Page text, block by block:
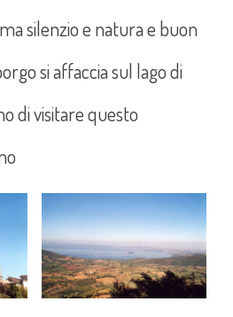
silenzio e natura e buon
si affaccia sul lago di
di visitare questo